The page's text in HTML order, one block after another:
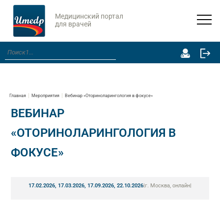
Медицинский портал
для врачей
Главная Мероприятия Вебинар «Оториноларингология в фокусе»
ВЕБИНАР
«ОТОРИНОЛАРИНГОЛОГИЯ В
ФОКУСЕ»
17.02.2026, 17.03.2026, 17.09.2026, 22.10.2026|г. Москва, онлайн|